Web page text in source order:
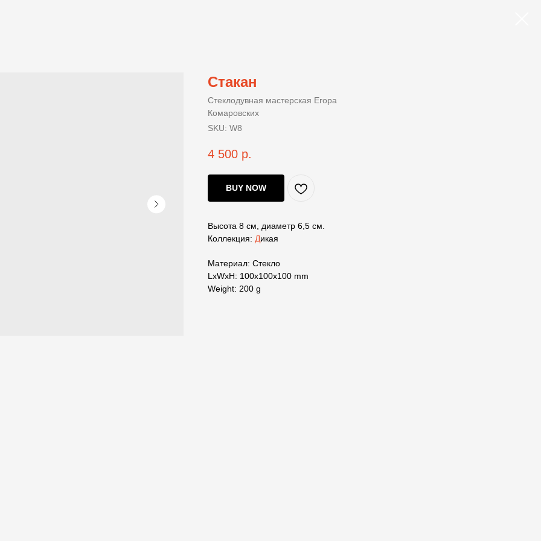
Стакан
Стеклодувная мастерская Егора
Комаровских
SKU: W8
4 500 р.
BUY NOW
Высота 8 см, диаметр 6,5 см.
Коллекция: Дикая
Материал: Стекло
LxWxH: 100x100x100 mm
Weight: 200 g